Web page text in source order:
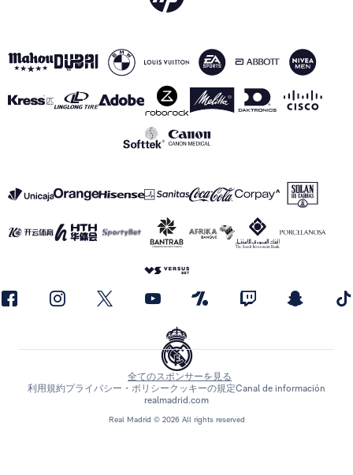
Real Madrid © 2026 All rights reserved
全てのスポンサーを見る
利用規約プライバシー・ポリシークッキーの規定Canal de información
realmadrid.com